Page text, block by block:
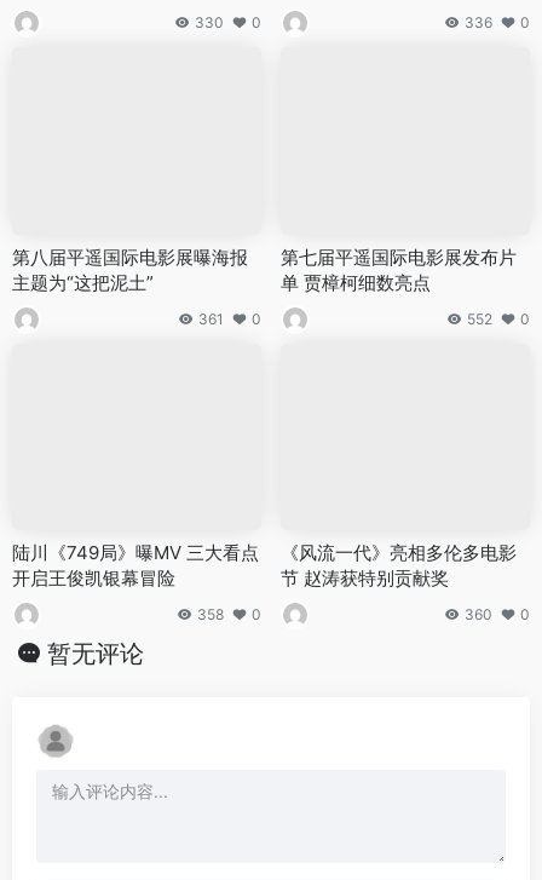
330 0 336 0
第八届平遥国际电影展曝海报
主题为“这把泥土”
361 0
第七届平遥国际电影展发布片
单 贾樟柯细数亮点
552 0
陆川《749局》曝MV 三大看点
开启王俊凯银幕冒险
358 0
《风流一代》亮相多伦多电影
节 赵涛获特别贡献奖
360 0
暂无评论